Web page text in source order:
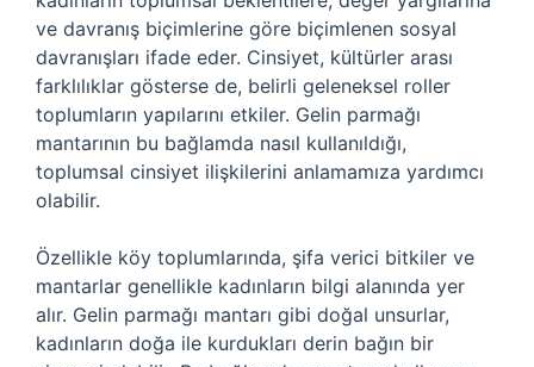
ve davranış biçimlerine göre biçimlenen sosyal
davranışları ifade eder. Cinsiyet, kültürler arası
farklılıklar gösterse de, belirli geleneksel roller
toplumların yapılarını etkiler. Gelin parmağı
mantarının bu bağlamda nasıl kullanıldığı,
toplumsal cinsiyet ilişkilerini anlamamıza yardımcı
olabilir.
Özellikle köy toplumlarında, şifa verici bitkiler ve
mantarlar genellikle kadınların bilgi alanında yer
alır. Gelin parmağı mantarı gibi doğal unsurlar,
kadınların doğa ile kurdukları derin bağın bir